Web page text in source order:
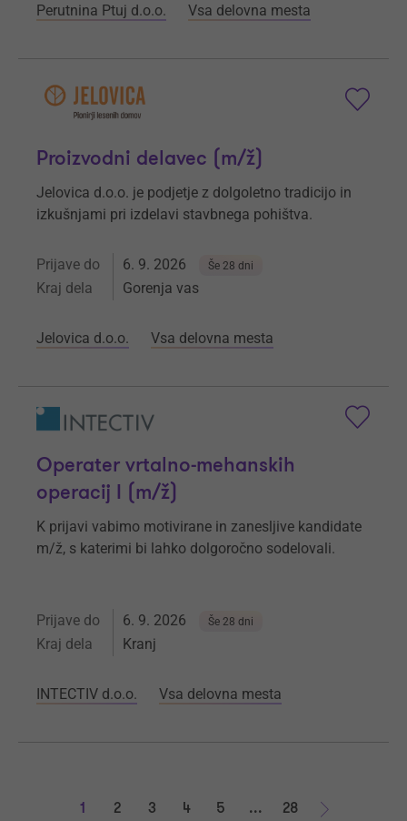
Perutnina Ptuj d.o.o. Vsa delovna mesta
Proizvodni delavec (m/ž)
Jelovica d.o.o. je podjetje z dolgoletno tradicijo in
izkušnjami pri izdelavi stavbnega pohištva.
Prijave do 6. 9. 2026 Še 28 dni
Kraj dela Gorenja vas
Jelovica d.o.o. Vsa delovna mesta
Operater vrtalno-mehanskih
operacij I (m/ž)
K prijavi vabimo motivirane in zanesljive kandidate
m/ž, s katerimi bi lahko dolgoročno sodelovali.
Prijave do 6. 9. 2026 Še 28 dni
Kraj dela Kranj
INTECTIV d.o.o. Vsa delovna mesta
1 2 3 4 5 ...
28